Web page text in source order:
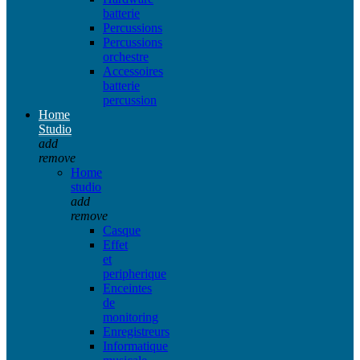
batterie
Percussions
Percussions
orchestre
Accessoires
batterie
percussion
Home
Studio
add
remove
Home
studio
add
remove
Casque
Effet
et
peripherique
Enceintes
de
monitoring
Enregistreurs
Informatique